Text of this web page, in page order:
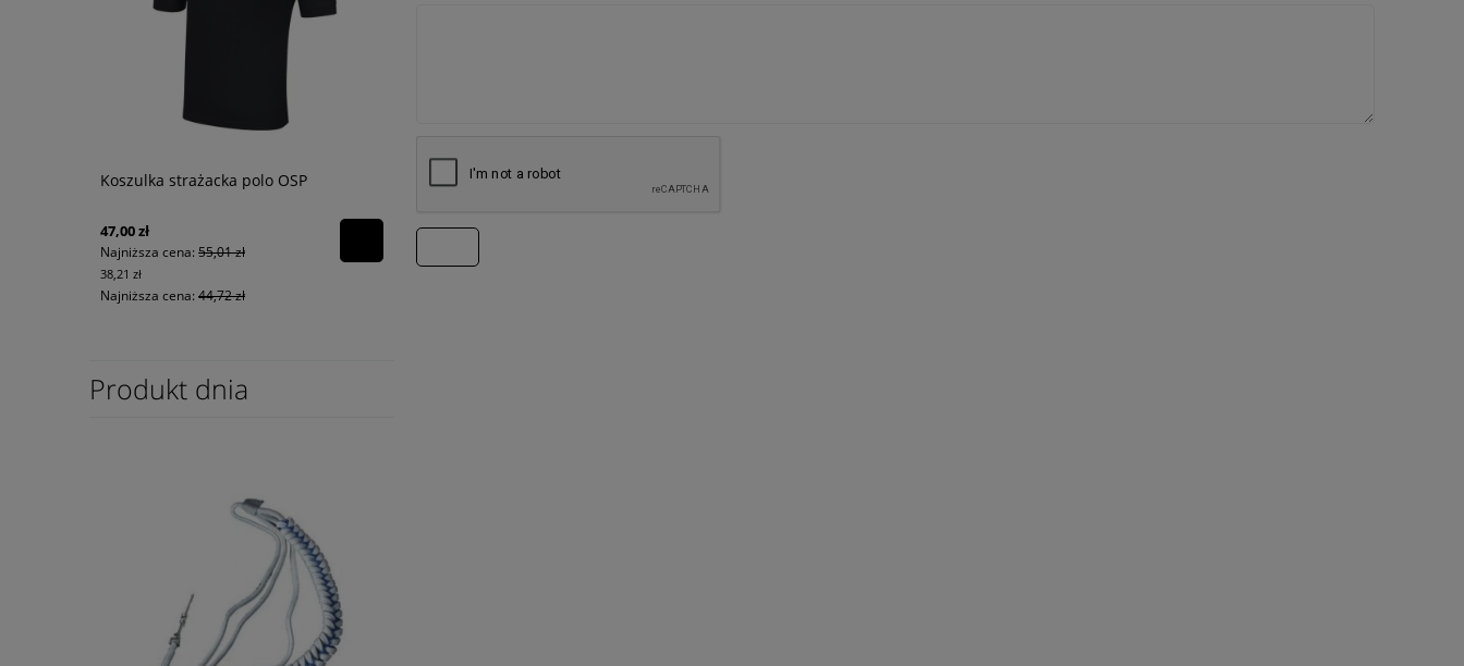
Koszulka strażacka polo OSP
47,00 zł
Najniższa cena: 55,01 zł
38,21 zł
Najniższa cena: 44,72 zł
Produkt dnia